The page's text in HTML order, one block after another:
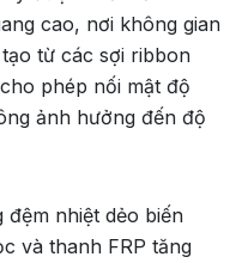
cao, nơi không gian
từ các sợi ribbon
phép nối mật độ
ảnh hưởng đến độ
nhiệt dẻo biến
và thanh FRP tăng